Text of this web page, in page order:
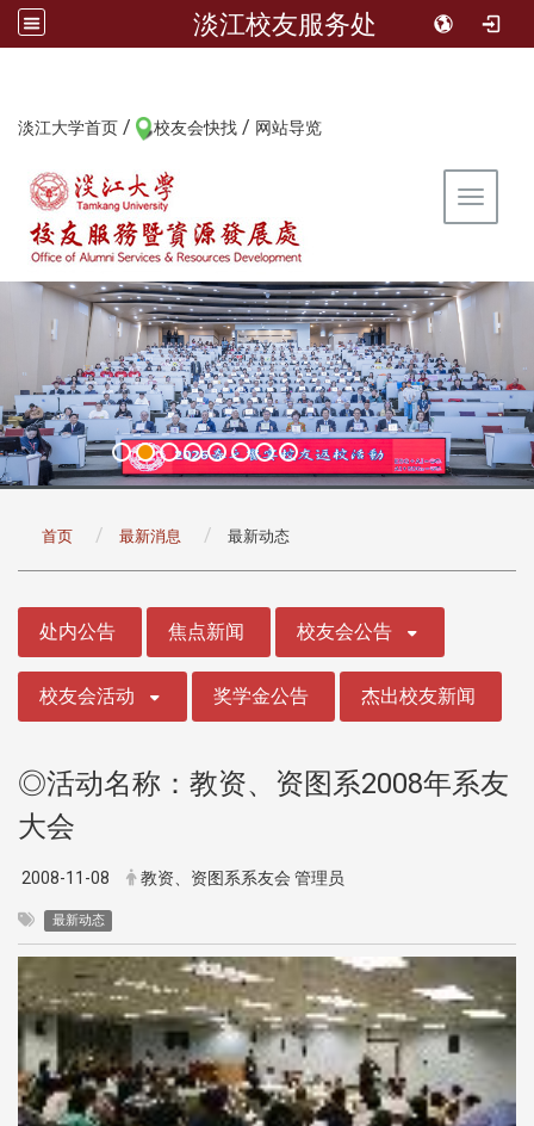
淡江校友服务处
淡江大学首页 / 校友会快找 / 网站导览
Toggle
首页 最新消息 最新动态
处内公告 焦点新闻 校友会公告
校友会活动 奖学金公告 杰出校友新闻
◎活动名称：教资、资图系2008年系友
大会
2008-11-08 教资、资图系系友会 管理员
最新动态